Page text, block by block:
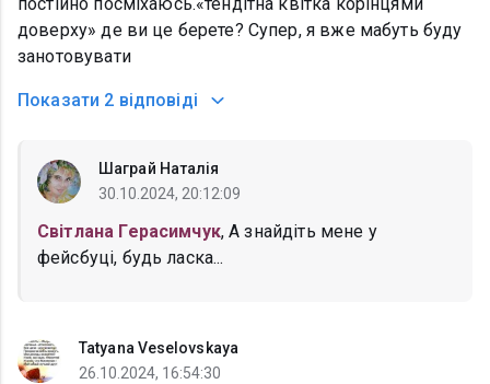
доверху» де ви це берете? Супер, я вже мабуть буду
занотовувати
Показати 2 відповіді
Шаграй Наталія
30.10.2024, 20:12:09
Світлана Герасимчук, А знайдіть мене у
фейсбуці, будь ласка...
Tatyana Veselovskaya
26.10.2024, 16:54:30